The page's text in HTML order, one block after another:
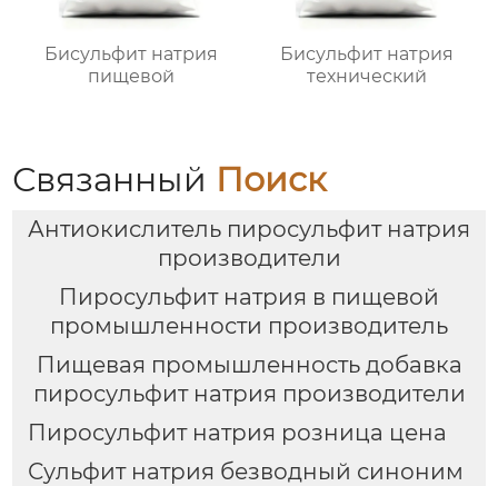
Бисульфит натрия
пищевой
Бисульфит натрия
технический
Связанный Поиск
Антиокислитель пиросульфит натрия
производители
Пиросульфит натрия в пищевой
промышленности производитель
Пищевая промышленность добавка
пиросульфит натрия производители
Пиросульфит натрия розница цена
Сульфит натрия безводный синоним